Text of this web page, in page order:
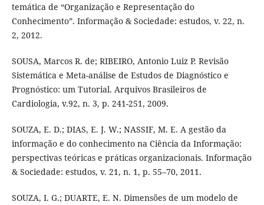
temática de “Organização e Representação do
Conhecimento”. Informação & Sociedade: estudos, v. 22, n.
2, 2012.
SOUSA, Marcos R. de; RIBEIRO, Antonio Luiz P. Revisão
Sistemática e Meta-análise de Estudos de Diagnóstico e
Prognóstico: um Tutorial. Arquivos Brasileiros de
Cardiologia, v.92, n. 3, p. 241-251, 2009.
SOUZA, E. D.; DIAS, E. J. W.; NASSIF, M. E. A gestão da
informação e do conhecimento na Ciência da Informação:
perspectivas teóricas e práticas organizacionais. Informação
& Sociedade: estudos, v. 21, n. 1, p. 55–70, 2011.
SOUZA, I. G.; DUARTE, E. N. Dimensões de um modelo de